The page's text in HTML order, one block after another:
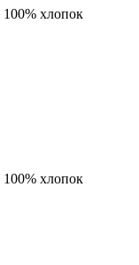
100% хлопок
100% хлопок